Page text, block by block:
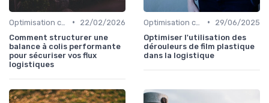
•
22/02/2026
Comment structurer une
balance à colis performante
pour sécuriser vos flux
logistiques
•
29/06/2025
Optimiser l'utilisation des
dérouleurs de film plastique
dans la logistique